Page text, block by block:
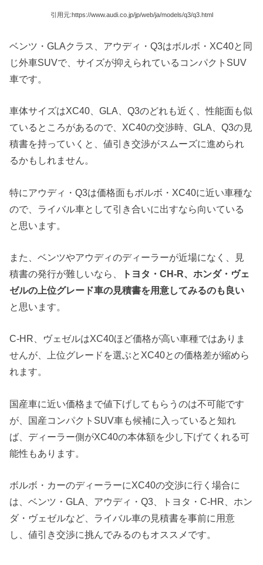
引用元:https://www.audi.co.jp/jp/web/ja/models/q3/q3.html
ベンツ・GLAクラス、アウディ・Q3はボルボ・XC40と同
じ外車SUVで、サイズが抑えられているコンパクトSUV
車です。
車体サイズはXC40、GLA、Q3のどれも近く、性能面も似
ているところがあるので、XC40の交渉時、GLA、Q3の見
積書を持っていくと、値引き交渉がスムーズに進められ
るかもしれません。
特にアウディ・Q3は価格面もボルボ・XC40に近い車種な
ので、ライバル車として引き合いに出すなら向いている
と思います。
また、ベンツやアウディのディーラーが近場になく、見
積書の発行が難しいなら、
トヨタ・CH-R、ホンダ・ヴェ
ゼルの上位グレード車の見積書を用意してみるのも良い
と思います。
C-HR、ヴェゼルはXC40ほど価格が高い車種ではありま
せんが、上位グレードを選ぶとXC40との価格差が縮めら
れます。
国産車に近い価格まで値下げしてもらうのは不可能です
が、国産コンパクトSUV車も候補に入っていると知れ
ば、ディーラー側がXC40の本体額を少し下げてくれる可
能性もあります。
ボルボ・カーのディーラーにXC40の交渉に行く場合に
は、ベンツ・GLA、アウディ・Q3、トヨタ・C-HR、ホン
ダ・ヴェゼルなど、ライバル車の見積書を事前に用意
し、値引き交渉に挑んでみるのもオススメです。